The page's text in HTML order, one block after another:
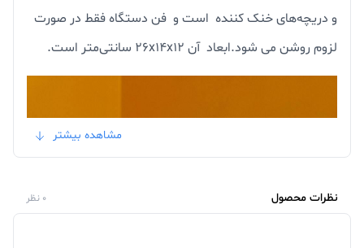
و دریچه‌های خنک کننده است و فن دستگاه فقط در صورت
لزوم روشن می شود.ابعاد آن 26x14x12 سانتی‌متر است.
مشاهده بیشتر
نظرات محصول 0 نظر